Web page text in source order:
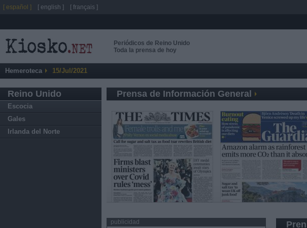
Periódicos de Reino Unido
Toda la prensa de hoy
Hemeroteca 15/Jul/2021
Reino Unido
Escocia
Gales
Irlanda del Norte
Prensa de Información General
publicidad
[ español ] [ english ] [ français ]